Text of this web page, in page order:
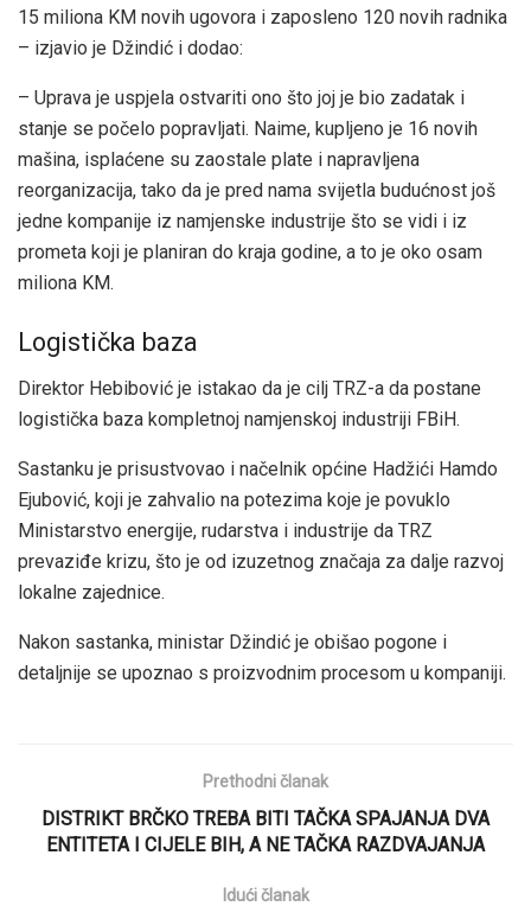
15 miliona KM novih ugovora i zaposleno 120 novih radnika
– izjavio je Džindić i dodao:
– Uprava je uspjela ostvariti ono što joj je bio zadatak i
stanje se počelo popravljati. Naime, kupljeno je 16 novih
mašina, isplaćene su zaostale plate i napravljena
reorganizacija, tako da je pred nama svijetla budućnost još
jedne kompanije iz namjenske industrije što se vidi i iz
prometa koji je planiran do kraja godine, a to je oko osam
miliona KM.
Logistička baza
Direktor Hebibović je istakao da je cilj TRZ-a da postane
logistička baza kompletnoj namjenskoj industriji FBiH.
Sastanku je prisustvovao i načelnik općine Hadžići Hamdo
Ejubović, koji je zahvalio na potezima koje je povuklo
Ministarstvo energije, rudarstva i industrije da TRZ
prevaziđe krizu, što je od izuzetnog značaja za dalje razvoj
lokalne zajednice.
Nakon sastanka, ministar Džindić je obišao pogone i
detaljnije se upoznao s proizvodnim procesom u kompaniji.
Prethodni članak
DISTRIKT BRČKO TREBA BITI TAČKA SPAJANJA DVA
ENTITETA I CIJELE BIH, A NE TAČKA RAZDVAJANJA
Idući članak